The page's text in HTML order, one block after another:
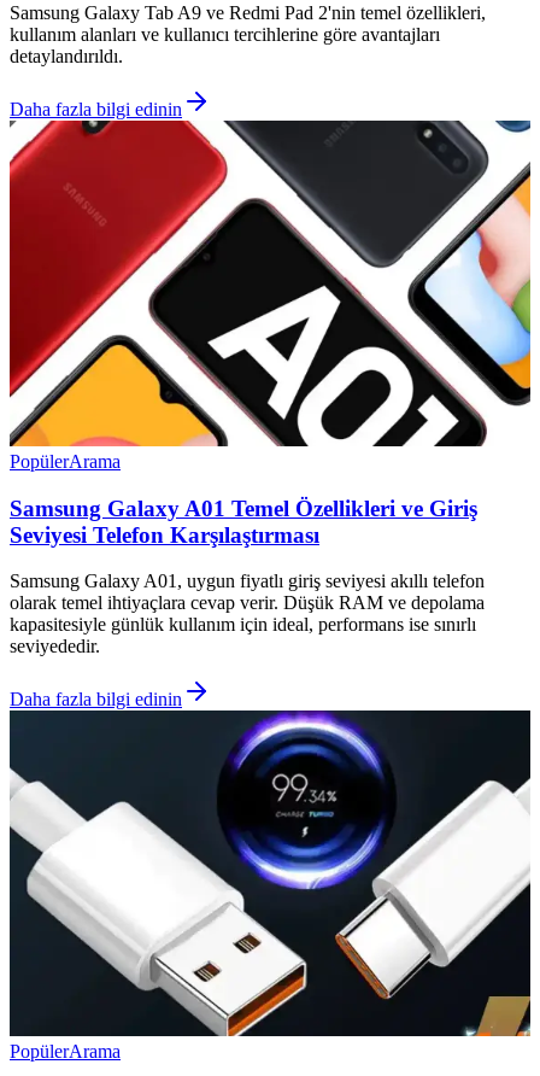
Samsung Galaxy Tab A9 ve Redmi Pad 2'nin temel özellikleri,
kullanım alanları ve kullanıcı tercihlerine göre avantajları
detaylandırıldı.
Daha fazla bilgi edinin
PopülerArama
Samsung Galaxy A01 Temel Özellikleri ve Giriş
Seviyesi Telefon Karşılaştırması
Samsung Galaxy A01, uygun fiyatlı giriş seviyesi akıllı telefon
olarak temel ihtiyaçlara cevap verir. Düşük RAM ve depolama
kapasitesiyle günlük kullanım için ideal, performans ise sınırlı
seviyededir.
Daha fazla bilgi edinin
PopülerArama